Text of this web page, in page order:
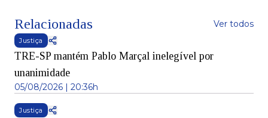
Relacionadas Ver todos
Justiça
TRE-SP mantém Pablo Marçal inelegível por
unanimidade
05/08/2026 | 20:36h
Justiça